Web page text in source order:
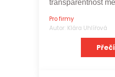
transparentnost
zaměstnavatele.
Pro firmy
Autor: Klára Uhlířová